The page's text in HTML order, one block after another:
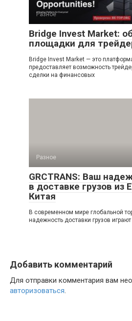
Разное
Bridge Invest Market:
площадки для
Bridge Invest Market — это
предоставляет возможность
сделки на финансовых
Разное
GRCTRANS: Ваш
в доставке грузов из
Китая
В современном мире глобальной
надежность доставки грузов
Добавить комментарий
Для отправки комментария вам
авторизоваться.